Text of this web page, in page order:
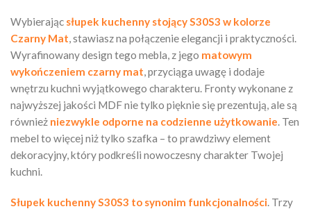
Wybierając słupek kuchenny stojący S30S3 w kolorze
Czarny Mat, stawiasz na połączenie elegancji i praktyczności.
Wyrafinowany design tego mebla, z jego matowym
wykończeniem czarny mat, przyciąga uwagę i dodaje
wnętrzu kuchni wyjątkowego charakteru. Fronty wykonane z
najwyższej jakości MDF nie tylko pięknie się prezentują, ale są
również niezwykle odporne na codzienne użytkowanie. Ten
mebel to więcej niż tylko szafka – to prawdziwy element
dekoracyjny, który podkreśli nowoczesny charakter Twojej
kuchni.
Słupek kuchenny S30S3 to synonim funkcjonalności. Trzy